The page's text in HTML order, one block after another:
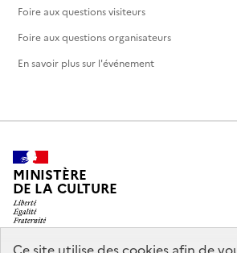
Foire aux questions visiteurs
Foire aux questions organisateurs
En savoir plus sur l'événement
MINISTÈRE
DE LA CULTURE